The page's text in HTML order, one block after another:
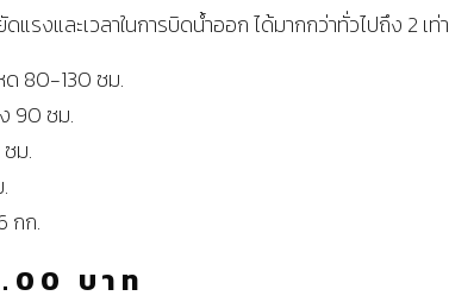
แรงและเวลาในการบิดน้ำออก ได้มากกว่าทั่วไปถึง 2 เท่า
80-130 ซม.
90 ซม.
ซม.
กก.
บาท